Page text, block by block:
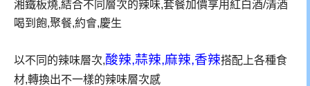
以不同的辣味層次,酸辣,蒜辣,麻辣,香辣搭配上各種食
材,轉換出不一樣的辣味層次感